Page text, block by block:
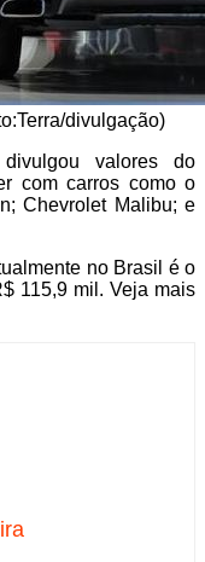
divulgação)
valores do
com carros como o
Chevrolet Malibu; e
no Brasil é o
115,9 mil. Veja mais